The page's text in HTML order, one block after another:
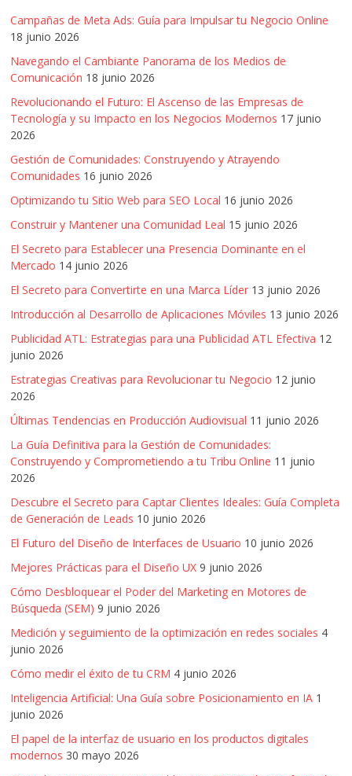
Campañas de Meta Ads: Guía para Impulsar tu Negocio Online
18 junio 2026
Navegando el Cambiante Panorama de los Medios de
Comunicación 18 junio 2026
Revolucionando el Futuro: El Ascenso de las Empresas de
Tecnología y su Impacto en los Negocios Modernos 17 junio
2026
Gestión de Comunidades: Construyendo y Atrayendo
Comunidades 16 junio 2026
Optimizando tu Sitio Web para SEO Local 16 junio 2026
Construir y Mantener una Comunidad Leal 15 junio 2026
El Secreto para Establecer una Presencia Dominante en el
Mercado 14 junio 2026
El Secreto para Convertirte en una Marca Líder 13 junio 2026
Introducción al Desarrollo de Aplicaciones Móviles 13 junio 2026
Publicidad ATL: Estrategias para una Publicidad ATL Efectiva 12
junio 2026
Estrategias Creativas para Revolucionar tu Negocio 12 junio
2026
Últimas Tendencias en Producción Audiovisual 11 junio 2026
La Guía Definitiva para la Gestión de Comunidades:
Construyendo y Comprometiendo a tu Tribu Online 11 junio
2026
Descubre el Secreto para Captar Clientes Ideales: Guía Completa
de Generación de Leads 10 junio 2026
El Futuro del Diseño de Interfaces de Usuario 10 junio 2026
Mejores Prácticas para el Diseño UX 9 junio 2026
Cómo Desbloquear el Poder del Marketing en Motores de
Búsqueda (SEM) 9 junio 2026
Medición y seguimiento de la optimización en redes sociales 4
junio 2026
Cómo medir el éxito de tu CRM 4 junio 2026
Inteligencia Artificial: Una Guía sobre Posicionamiento en IA 1
junio 2026
El papel de la interfaz de usuario en los productos digitales
modernos 30 mayo 2026